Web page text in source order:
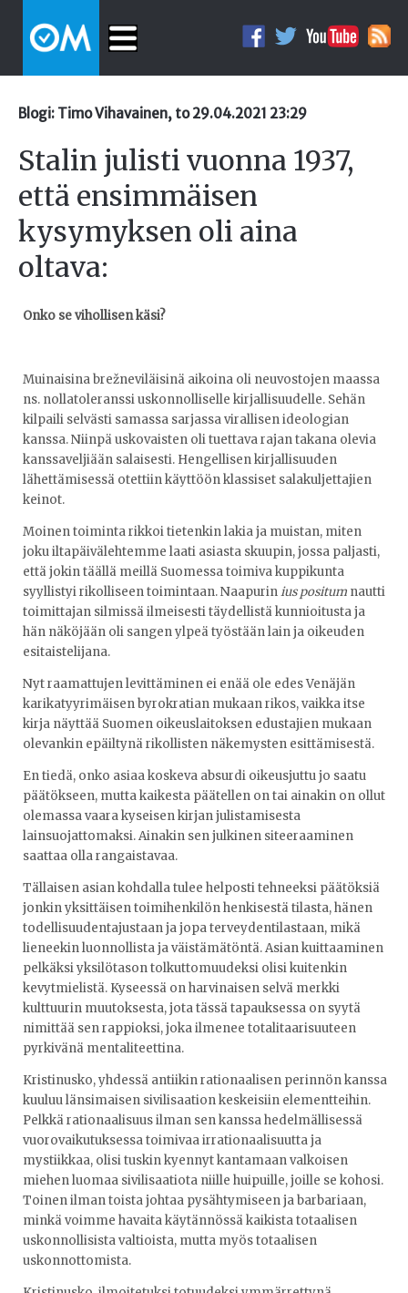
Blogi: Timo Vihavainen, to 29.04.2021 23:29
Stalin julisti vuonna 1937,
että ensimmäisen
kysymyksen oli aina
oltava:
Onko se vihollisen käsi?
Muinaisina brežneviläisinä aikoina oli neuvostojen maassa
ns. nollatoleranssi uskonnolliselle kirjallisuudelle. Sehän
kilpaili selvästi samassa sarjassa virallisen ideologian
kanssa. Niinpä uskovaisten oli tuettava rajan takana olevia
kanssaveljiään salaisesti. Hengellisen kirjallisuuden
lähettämisessä otettiin käyttöön klassiset salakuljettajien
keinot.
Moinen toiminta rikkoi tietenkin lakia ja muistan, miten
joku iltapäivälehtemme laati asiasta skuupin, jossa paljasti,
että jokin täällä meillä Suomessa toimiva kuppikunta
syyllistyi rikolliseen toimintaan. Naapurinius positum nautti
toimittajan silmissä ilmeisesti täydellistä kunnioitusta ja
hän näköjään oli sangen ylpeä työstään lain ja oikeuden
esitaistelijana.
Nyt raamattujen levittäminen ei enää ole edes Venäjän
karikatyyrimäisen byrokratian mukaan rikos, vaikka itse
kirja näyttää Suomen oikeuslaitoksen edustajien mukaan
olevankin epäiltynä rikollisten näkemysten esittämisestä.
En tiedä, onko asiaa koskeva absurdi oikeusjuttu jo saatu
päätökseen, mutta kaikesta päätellen on tai ainakin on ollut
olemassa vaara kyseisen kirjan julistamisesta
lainsuojattomaksi. Ainakin sen julkinen siteeraaminen
saattaa olla rangaistavaa.
Tällaisen asian kohdalla tulee helposti tehneeksi päätöksiä
jonkin yksittäisen toimihenkilön henkisestä tilasta, hänen
todellisuudentajustaan ja jopa terveydentilastaan, mikä
lieneekin luonnollista ja väistämätöntä. Asian kuittaaminen
pelkäksi yksilötason tolkuttomuudeksi olisi kuitenkin
kevytmielistä. Kyseessä on harvinaisen selvä merkki
kulttuurin muutoksesta, jota tässä tapauksessa on syytä
nimittää sen rappioksi, joka ilmenee totalitaarisuuteen
pyrkivänä mentaliteettina.
Kristinusko, yhdessä antiikin rationaalisen perinnön kanssa
kuuluu länsimaisen sivilisaation keskeisiin elementteihin.
Pelkkä rationaalisuus ilman sen kanssa hedelmällisessä
vuorovaikutuksessa toimivaa irrationaalisuutta ja
mystiikkaa, olisi tuskin kyennyt kantamaan valkoisen
miehen luomaa sivilisaatiota niille huipuille, joille se kohosi.
Toinen ilman toista johtaa pysähtymiseen ja barbariaan,
minkä voimme havaita käytännössä kaikista totaalisen
uskonnollisista valtioista, mutta myös totaalisen
uskonnottomista.